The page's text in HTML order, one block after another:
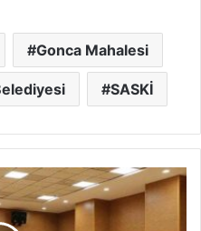
Gonca Mahalesi
SASKİ